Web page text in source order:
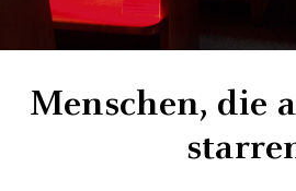
Menschen, die